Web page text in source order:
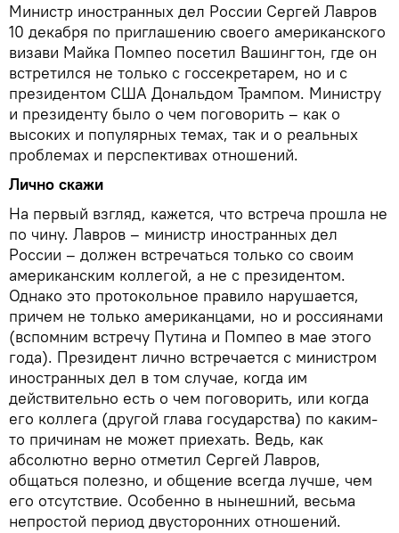
Министр иностранных дел России Сергей Лавров
10 декабря по приглашению своего американского
визави Майка Помпео посетил Вашингтон, где он
встретился не только с госсекретарем, но и с
президентом США Дональдом Трампом. Министру
и президенту было о чем поговорить – как о
высоких и популярных темах, так и о реальных
проблемах и перспективах отношений.
Лично скажи
На первый взгляд, кажется, что встреча прошла не
по чину. Лавров – министр иностранных дел
России – должен встречаться только со своим
американским коллегой, а не с президентом.
Однако это протокольное правило нарушается,
причем не только американцами, но и россиянами
(вспомним встречу Путина и Помпео в мае этого
года). Президент лично встречается с министром
иностранных дел в том случае, когда им
действительно есть о чем поговорить, или когда
его коллега (другой глава государства) по каким-
то причинам не может приехать. Ведь, как
абсолютно верно отметил Сергей Лавров,
общаться полезно, и общение всегда лучше, чем
его отсутствие. Особенно в нынешний, весьма
непростой период двусторонних отношений.